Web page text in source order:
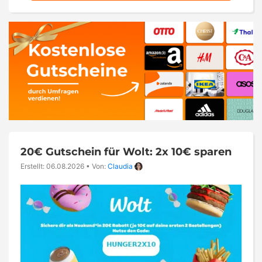
20€ Gutschein für Wolt: 2x 10€ sparen
Erstellt: 06.08.2026 • Von: Claudia